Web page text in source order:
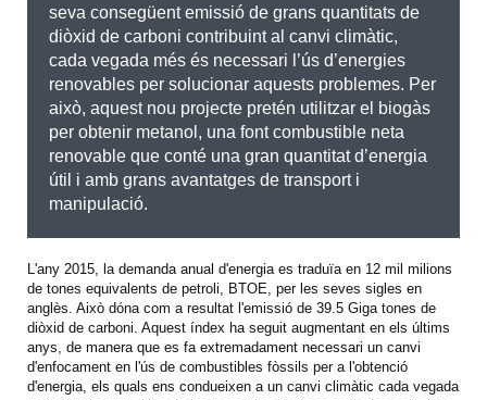
seva consegüent emissió de grans quantitats de
diòxid de carboni contribuint al canvi climàtic,
cada vegada més és necessari l’ús d’energies
renovables per solucionar aquests problemes. Per
això, aquest nou projecte pretén utilitzar el biogàs
per obtenir metanol, una font combustible neta
renovable que conté una gran quantitat d’energia
útil i amb grans avantatges de transport i
manipulació.
L'any 2015, la demanda anual d'energia es traduïa en 12 mil milions
de tones equivalents de petroli, BTOE, per les seves sigles en
anglès. Això dóna com a resultat l'emissió de 39.5 Giga tones de
diòxid de carboni. Aquest índex ha seguit augmentant en els últims
anys, de manera que es fa extremadament necessari un canvi
d'enfocament en l'ús de combustibles fòssils per a l'obtenció
d'energia, els quals ens condueixen a un canvi climàtic cada vegada